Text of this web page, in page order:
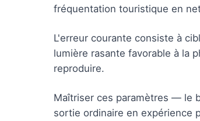
fréquentation touristique en
L'erreur courante consiste à
lumière rasante favorable à la
reproduire.
Maîtriser ces paramètres — le
sortie ordinaire en expérience